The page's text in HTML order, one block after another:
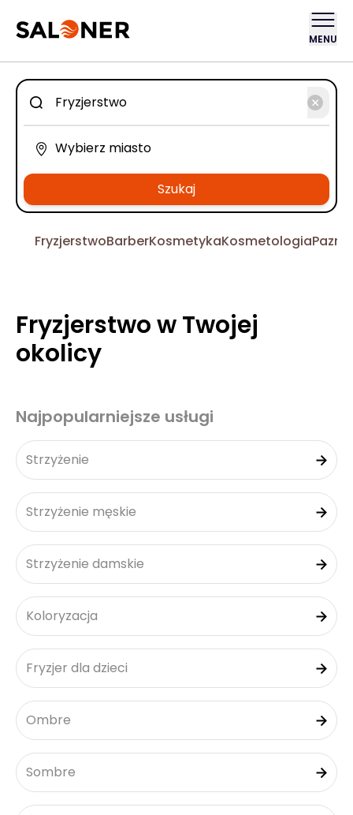
MENU
Szukaj
FryzjerstwoBarberKosmetykaKosmetologia
Fryzjerstwo w Twojej
okolicy
Najpopularniejsze usługi
Strzyżenie
Strzyżenie męskie
Strzyżenie damskie
Koloryzacja
Fryzjer dla dzieci
Ombre
Sombre